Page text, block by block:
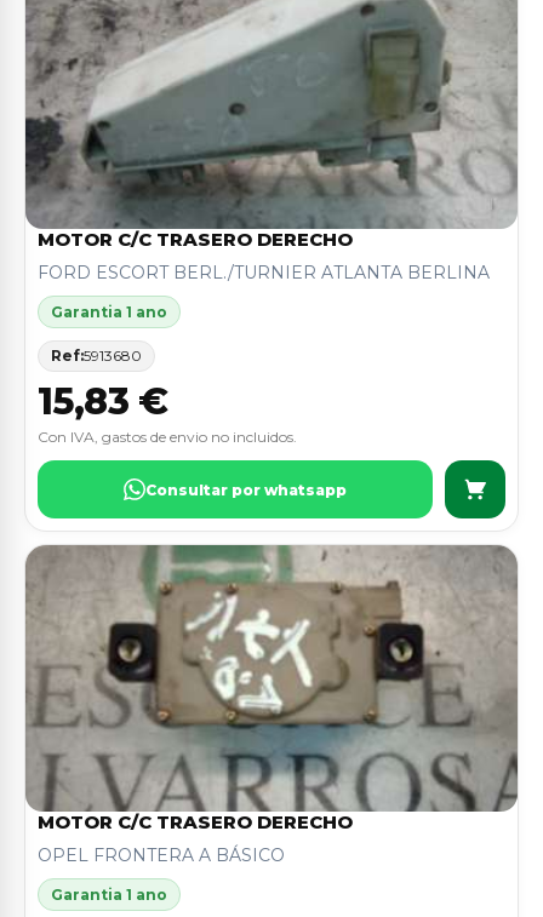
MOTOR C/C TRASERO DERECHO
FORD ESCORT BERL./TURNIER ATLANTA BERLINA
Garantia 1 ano
Ref:5913680
15,83 €
Con IVA, gastos de envio no incluidos.
Consultar por whatsapp
MOTOR C/C TRASERO DERECHO
OPEL FRONTERA A BÁSICO
Garantia 1 ano